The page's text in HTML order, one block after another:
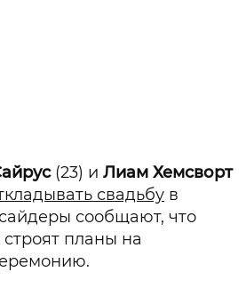
(23) и Лиам Хемсворт
свадьбу в
сообщают, что
планы на